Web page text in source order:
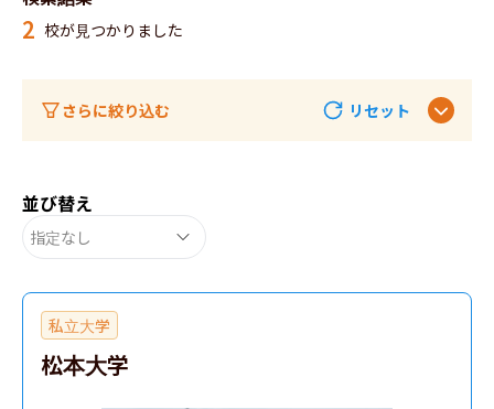
2 校が見つかりました
さらに絞り込む リセット
並び替え
指定なし
私立大学
松本大学